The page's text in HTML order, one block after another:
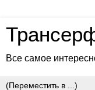
Все самое